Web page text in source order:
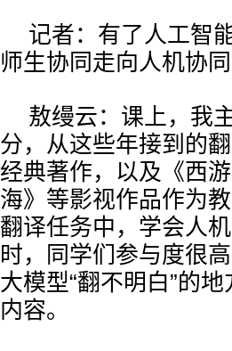
记者：有了人工智
师生协同走向人机协同
敖缦云：课上，我
分，从这些年接到的
经典著作，以及《西
海》等影视作品作为
翻译任务中，学会人
时，同学们参与度很
大模型“翻不明白”的
内容。